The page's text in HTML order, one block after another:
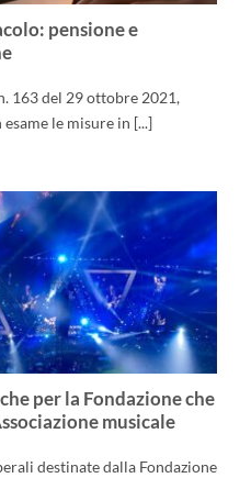
pensione e
163 del 29 ottobre 2021,
esame le misure in [...]
per la Fondazione che
musicale
destinate dalla Fondazione